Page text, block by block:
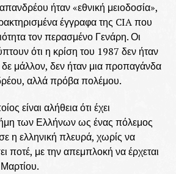
ήταν «εθνική μειοδοσία»,
έγγραφα της CIA που
τον περασμένο Γενάρη. Οι
ότι η κρίση του 1987 δεν ήταν
μάλλον, δεν ήταν μια προπαγάνδα
αλλά πρόβα πολέμου.
είναι αλήθεια ότι έχει
των Ελλήνων ως ένας πόλεμος
η ελληνική πλευρά, χωρίς να
ποτέ, με την απεμπλοκή να έρχεται